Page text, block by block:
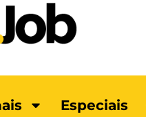
Especiais